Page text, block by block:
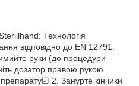
Технологія
відповідно до EN 12791.
руки (до процедури
дозатор правою рукою
препарату☑ 2. Занурте кінчики